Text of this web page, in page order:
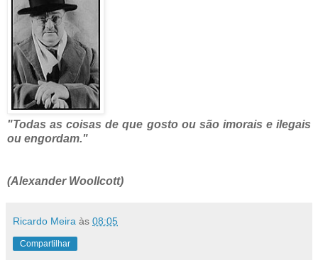
"Todas as coisas de que gosto ou são imorais e ilegais
ou engordam."
(Alexander Woollcott)
Ricardo Meira às 08:05
Compartilhar